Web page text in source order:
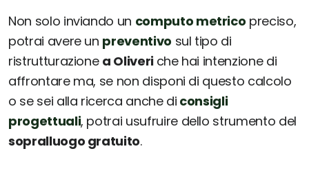
Non solo inviando un computo metrico preciso,
potrai avere un preventivo sul tipo di
ristrutturazione a Oliveri che hai intenzione di
affrontare ma, se non disponi di questo calcolo
o se sei alla ricerca anche di consigli
progettuali, potrai usufruire dello strumento del
sopralluogo gratuito.